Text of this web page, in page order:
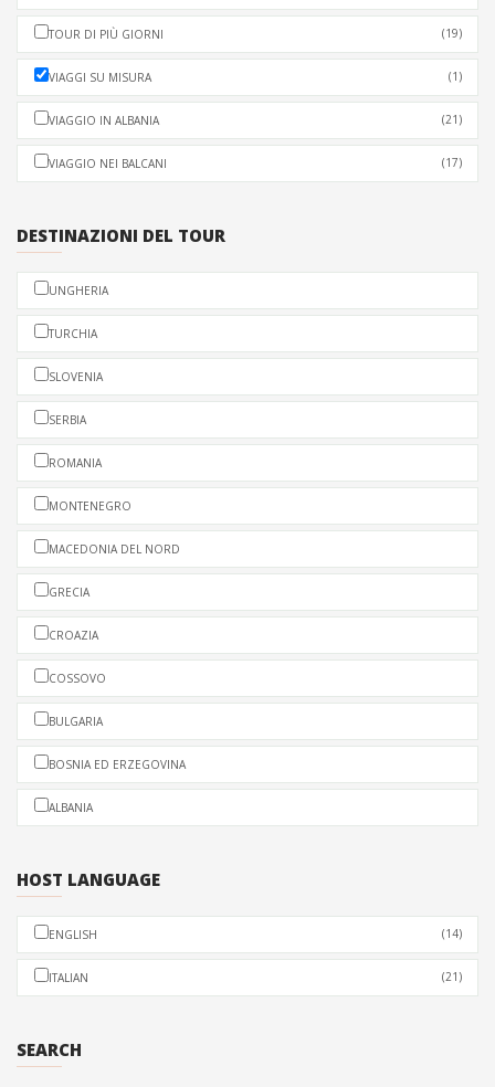
TOUR DI PIÙ GIORNI (19)
VIAGGI SU MISURA (1)
VIAGGIO IN ALBANIA (21)
VIAGGIO NEI BALCANI (17)
DESTINAZIONI DEL TOUR
UNGHERIA
TURCHIA
SLOVENIA
SERBIA
ROMANIA
MONTENEGRO
MACEDONIA DEL NORD
GRECIA
CROAZIA
COSSOVO
BULGARIA
BOSNIA ED ERZEGOVINA
ALBANIA
HOST LANGUAGE
ENGLISH (14)
ITALIAN (21)
SEARCH